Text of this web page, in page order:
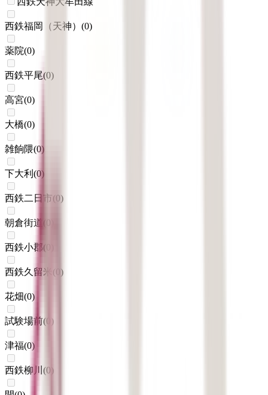
西鉄福岡（天神） (0)
薬院(0)
西鉄平尾(0)
高宮(0)
大橋(0)
雑餉隈(0)
下大利 (0)
西鉄二日市(0)
朝倉街道 ( 0
西鉄小郡(
西鉄久留米 (0 )
花畑(0)
試験場前(0 )
津福(0)
西鉄柳川 (0 )